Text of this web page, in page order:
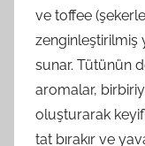
ve toffee
zenginleştirilmiş
sunar. Tütünün
aromalar,
oluşturarak
tat bırakır ve